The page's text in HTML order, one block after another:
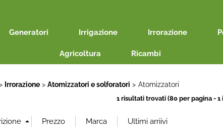
il
poi
Generatori Irrigazione Irrorazione
Agricoltura Ricambi
Irrorazione Atomizzatori e solforatori Atomizzatori
1 risultati trovati (80 per pagina -